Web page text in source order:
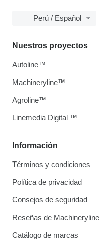
Perú / Español
Información
Términos y condiciones
Política de privacidad
Consejos de seguridad
Reseñas de Machineryline
Catálogo de marcas
Nuestros proyectos
Autoline™
Machineryline™
Agroline™
Linemedia Digital ™